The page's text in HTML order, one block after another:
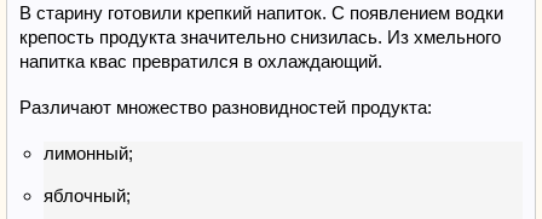
В старину готовили крепкий напиток. С появлением водки
крепость продукта значительно снизилась. Из хмельного
напитка квас превратился в охлаждающий.
Различают множество разновидностей продукта:
лимонный;
яблочный;